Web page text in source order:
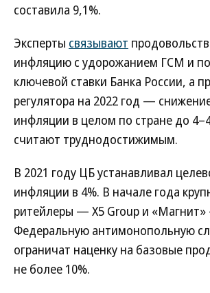
составила 9,1%.
Эксперты связывают
инфляцию с удорожанием ГСМ и
ключевой ставки Банка России, а
регулятора на 2022 год —
инфляции в целом по стране до
считают труднодостижимым.
В 2021 году ЦБ устанавливал
инфляции в 4%. В начале года
ритейлеры — X5 Group и
Федеральную антимонопольную
ограничат наценку на базовые
не более 10%.